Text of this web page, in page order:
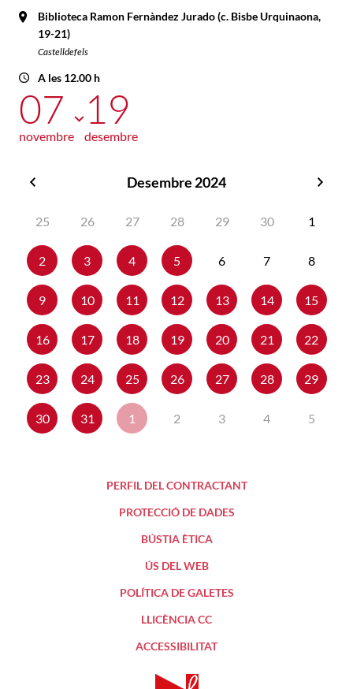
Biblioteca Ramon Fernàndez Jurado (c. Bisbe Urquinaona,
19-21)
Castelldefels
A les 12.00 h
07
novembre
19
desembre
Desembre 2024
25
26 27 28 29 30 1
2 3 4 5 6 7 8
9 10 11 12 13 14 15
16 17 18 19 20 21 22
23 24 25 26 27 28 29
30 31 1 2 3 4 5
PERFIL DEL CONTRACTANT
PROTECCIÓ DE DADES
BÚSTIA ÈTICA
ÚS DEL WEB
POLÍTICA DE GALETES
LLICÈNCIA CC
ACCESSIBILITAT